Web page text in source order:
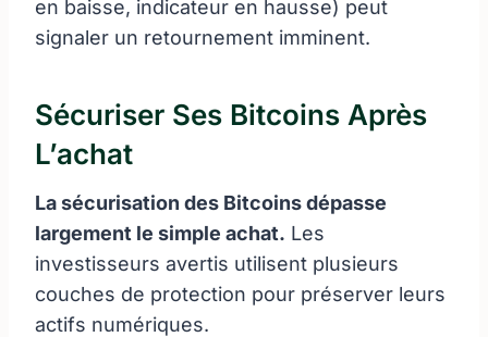
en baisse, indicateur en hausse) peut
signaler un retournement imminent.
Sécuriser Ses Bitcoins Après
L’achat
La sécurisation des Bitcoins dépasse
largement le simple achat. Les
investisseurs avertis utilisent plusieurs
couches de protection pour préserver leurs
actifs numériques.